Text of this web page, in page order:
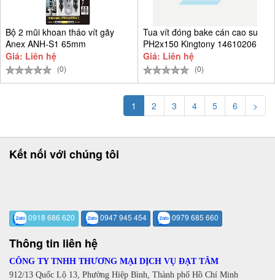
Bộ 2 mũi khoan tháo vít gãy
Anex ANH-S1 65mm
Giá: Liên hệ
(0)
Tua vít đóng bake cán cao su
PH2x150 Kingtony 14610206
Giá: Liên hệ
(0)
1 2 3 4 5 6 >
Kết nối với chúng tôi
0918 686 620 0947 945 454 0979 685 660
Thông tin liên hệ
CÔNG TY TNHH THƯƠNG MẠI DỊCH VỤ ĐẠT TÂM
912/13 Quốc Lộ 13, Phường Hiệp Bình, Thành phố Hồ Chí Minh